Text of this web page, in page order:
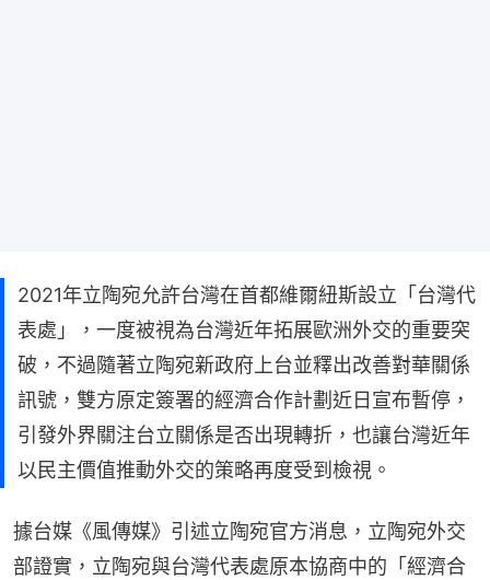
2021年立陶宛允許台灣在首都維爾紐斯設立「台灣代
表處」，一度被視為台灣近年拓展歐洲外交的重要突
破，不過隨著立陶宛新政府上台並釋出改善對華關係
訊號，雙方原定簽署的經濟合作計劃近日宣布暫停，
引發外界關注台立關係是否出現轉折，也讓台灣近年
以民主價值推動外交的策略再度受到檢視。
據台媒《風傳媒》引述立陶宛官方消息，立陶宛外交
部證實，立陶宛與台灣代表處原本協商中的「經濟合